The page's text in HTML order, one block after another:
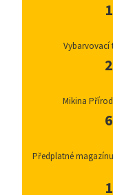
Vybarvovací
Mikina
Předplatné